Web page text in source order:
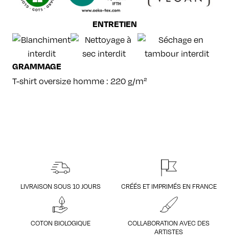
ENTRETIEN
GRAMMAGE
T-shirt oversize homme : 220 g/m²
LIVRAISON SOUS 10 JOURS CRÉÉS ET IMPRIMÉS EN FRANCE
COTON BIOLOGIQUE
COLLABORATION AVEC DES
ARTISTES